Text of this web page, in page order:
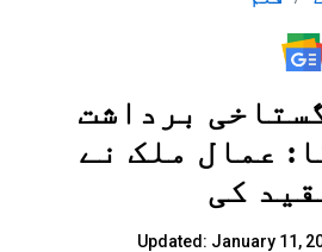
برداشت
عمال ملک نے
کی
Updated: January 11,